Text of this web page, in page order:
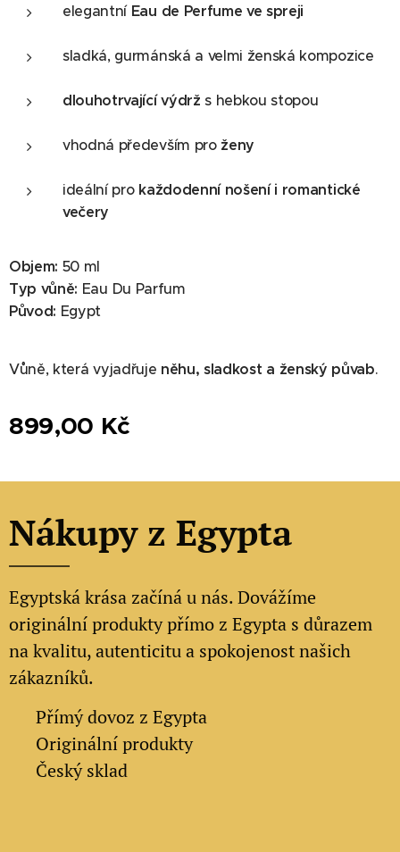
elegantní Eau de Perfume ve spreji
sladká, gurmánská a velmi ženská kompozice
dlouhotrvající výdrž s hebkou stopou
vhodná především pro ženy
ideální pro každodenní nošení i romantické
večery
Objem: 50 ml
Typ vůně: Eau Du Parfum
Původ: Egypt
Vůně, která vyjadřuje něhu, sladkost a ženský půvab.
899,00 Kč
Nákupy z Egypta
Egyptská krása začíná u nás. Dovážíme
originální produkty přímo z Egypta s důrazem
na kvalitu, autenticitu a spokojenost našich
zákazníků.
Přímý dovoz z Egypta
Originální produkty
✔ Český sklad